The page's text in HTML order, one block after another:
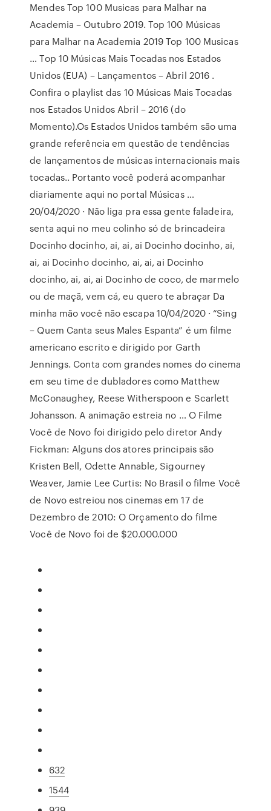
Mendes Top 100 Musicas para Malhar na
Academia – Outubro 2019. Top 100 Músicas
para Malhar na Academia 2019 Top 100 Musicas
… Top 10 Músicas Mais Tocadas nos Estados
Unidos (EUA) – Lançamentos – Abril 2016 .
Confira o playlist das 10 Músicas Mais Tocadas
nos Estados Unidos Abril – 2016 (do
Momento).Os Estados Unidos também são uma
grande referência em questão de tendências
de lançamentos de músicas internacionais mais
tocadas.. Portanto você poderá acompanhar
diariamente aqui no portal Músicas …
20/04/2020 · Não liga pra essa gente faladeira,
senta aqui no meu colinho só de brincadeira
Docinho docinho, ai, ai, ai Docinho docinho, ai,
ai, ai Docinho docinho, ai, ai, ai Docinho
docinho, ai, ai, ai Docinho de coco, de marmelo
ou de maçã, vem cá, eu quero te abraçar Da
minha mão você não escapa 10/04/2020 · “Sing
– Quem Canta seus Males Espanta” é um filme
americano escrito e dirigido por Garth
Jennings. Conta com grandes nomes do cinema
em seu time de dubladores como Matthew
McConaughey, Reese Witherspoon e Scarlett
Johansson. A animação estreia no … O Filme
Você de Novo foi dirigido pelo diretor Andy
Fickman: Alguns dos atores principais são
Kristen Bell, Odette Annable, Sigourney
Weaver, Jamie Lee Curtis: No Brasil o filme Você
de Novo estreiou nos cinemas em 17 de
Dezembro de 2010: O Orçamento do filme
Você de Novo foi de $20.000.000
632
1544